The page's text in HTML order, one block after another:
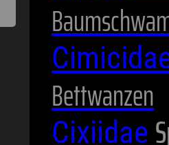
Bettwanzen
Cixiidae